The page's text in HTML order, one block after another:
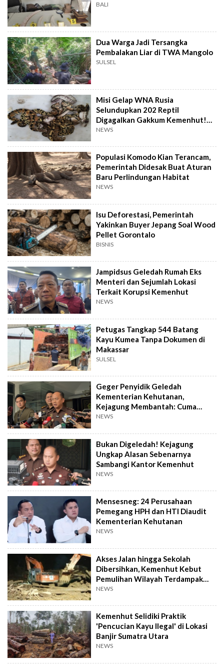
BALI
Dua Warga Jadi Tersangka
Pembalakan Liar di TWA Mangolo
SULSEL
Misi Gelap WNA Rusia
Selundupkan 202 Reptil
Digagalkan Gakkum Kemenhut!
Pelaku Terancam 10 Tahun Bui
NEWS
Populasi Komodo Kian Terancam,
Pemerintah Didesak Buat Aturan
Baru Perlindungan Habitat
NEWS
Isu Deforestasi, Pemerintah
Yakinkan Buyer Jepang Soal Wood
Pellet Gorontalo
BISNIS
Jampidsus Geledah Rumah Eks
Menteri dan Sejumlah Lokasi
Terkait Korupsi Kemenhut
NEWS
Petugas Tangkap 544 Batang
Kayu Kumea Tanpa Dokumen di
Makassar
SULSEL
Geger Penyidik Geledah
Kementerian Kehutanan,
Kejagung Membantah: Cuma
Pencocokan Data
NEWS
Bukan Digeledah! Kejagung
Ungkap Alasan Sebenarnya
Sambangi Kantor Kemenhut
NEWS
Mensesneg: 24 Perusahaan
Pemegang HPH dan HTI Diaudit
Kementerian Kehutanan
NEWS
Akses Jalan hingga Sekolah
Dibersihkan, Kemenhut Kebut
Pemulihan Wilayah Terdampak
Banjir Sumatra
NEWS
Kemenhut Selidiki Praktik
'Pencucian Kayu Ilegal' di Lokasi
Banjir Sumatra Utara
NEWS